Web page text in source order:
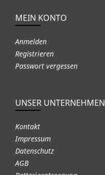
MEIN KONTO
Anmelden
Registrieren
Passwort vergessen
UNSER UNTERNEHMEN
Kontakt
Impressum
Datenschutz
AGB